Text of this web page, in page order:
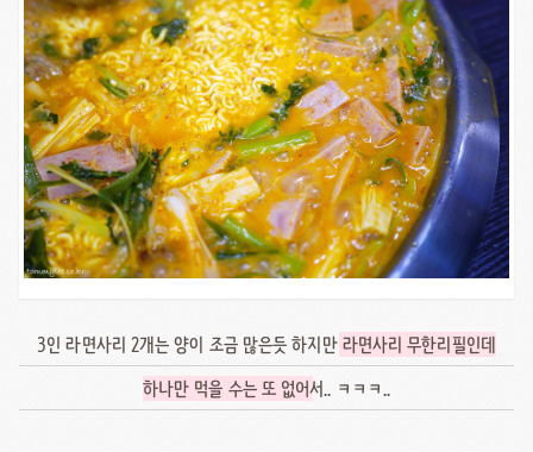
3인 라면사리 2개는 양이 조금 많은듯 하지만라면사리 무한리필인데
하나만 먹을 수는 또 없어서.. ㅋㅋㅋ..